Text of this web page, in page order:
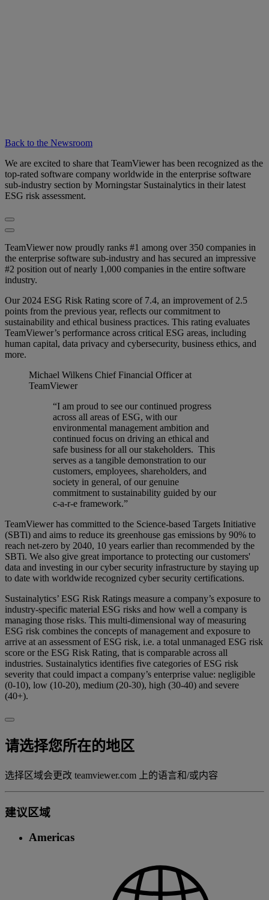
Back to the Newsroom
We are excited to share that TeamViewer has been recognized as the
top-rated software company worldwide in the enterprise software
sub-industry section by Morningstar Sustainalytics in their latest
ESG risk assessment.
TeamViewer now proudly ranks #1 among over 350 companies in
the enterprise software sub-industry and has secured an impressive
#2 position out of nearly 1,000 companies in the entire software
industry.
Our 2024 ESG Risk Rating score of 7.4, an improvement of 2.5
points from the previous year, reflects our commitment to
sustainability and ethical business practices. This rating evaluates
TeamViewer’s performance across critical ESG areas, including
human capital, data privacy and cybersecurity, business ethics, and
more.
Michael Wilkens Chief Financial Officer at
TeamViewer
“I am proud to see our continued progress
across all areas of ESG, with our
environmental management ambition and
continued focus on driving an ethical and
safe business for all our stakeholders. This
serves as a tangible demonstration to our
customers, employees, shareholders, and
society in general, of our genuine
commitment to sustainability guided by our
c-a-r-e framework.”
TeamViewer has committed to the Science-based Targets Initiative
(SBTi) and aims to reduce its greenhouse gas emissions by 90% to
reach net-zero by 2040, 10 years earlier than recommended by the
SBTi. We also give great importance to protecting our customers'
data and investing in our cyber security infrastructure by staying up
to date with worldwide recognized cyber security certifications.
Sustainalytics’ ESG Risk Ratings measure a company’s exposure to
industry-specific material ESG risks and how well a company is
managing those risks. This multi-dimensional way of measuring
ESG risk combines the concepts of management and exposure to
arrive at an assessment of ESG risk, i.e. a total unmanaged ESG risk
score or the ESG Risk Rating, that is comparable across all
industries. Sustainalytics identifies five categories of ESG risk
severity that could impact a company’s enterprise value: negligible
(0-10), low (10-20), medium (20-30), high (30-40) and severe
(40+).
请选择您所在的地区
选择区域会更改 teamviewer.com 上的语言和/或内容
建议区域
Americas